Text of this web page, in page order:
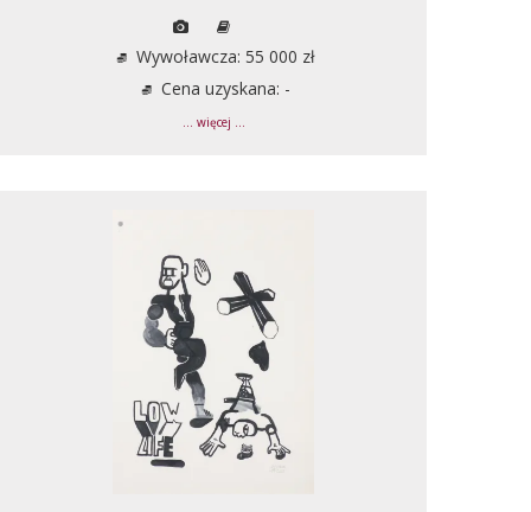
Wywoławcza: 55 000 zł
Cena uzyskana: -
... więcej ...